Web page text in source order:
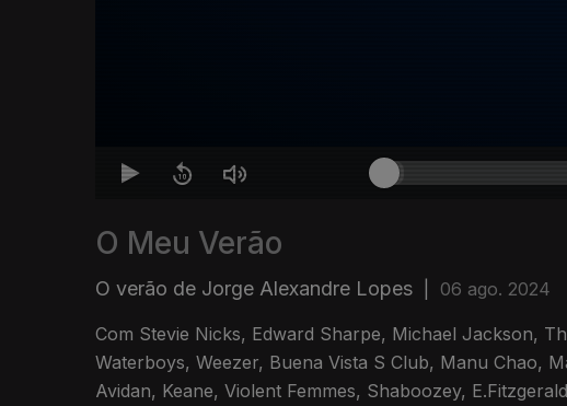
O Meu Verão
O verão de Jorge Alexandre Lopes 06 ago. 2024
Com Stevie Nicks, Edward Sharpe, Michael Jackson,
Waterboys, Weezer, Buena Vista S Club, Manu Chao,
Avidan, Keane, Violent Femmes, Shaboozey,